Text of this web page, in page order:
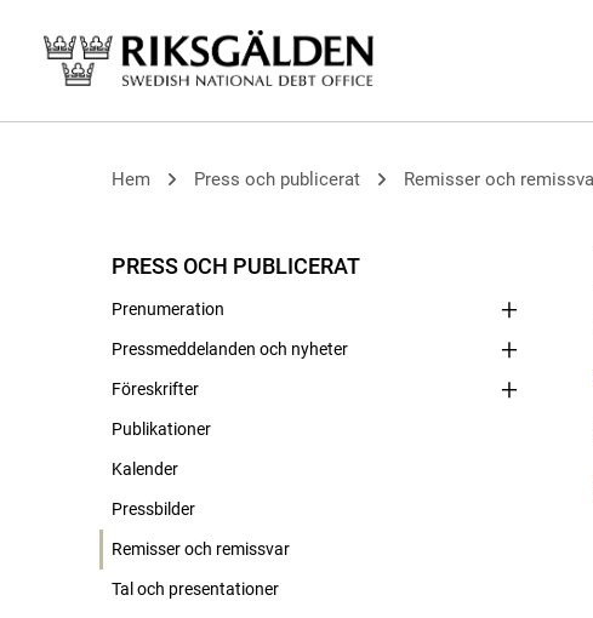
Hem Press och publicerat Remisser och
PRESS OCH PUBLICERAT
Prenumeration
Pressmeddelanden och nyheter
Föreskrifter
Publikationer
Kalender
Pressbilder
Remisser och remissvar
Tal och presentationer